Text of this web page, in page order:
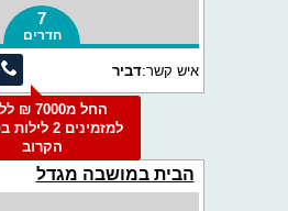
7
חדרים
איש קשר:דביר
החל
למזמינים 2
הקרוב
הבית במושבה מגדל